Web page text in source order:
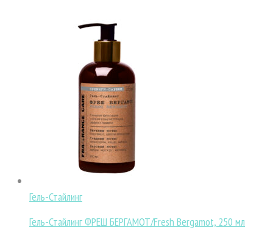
Гель-Стайлинг
Гель-Стайлинг ФРЕШ БЕРГАМОТ/Fresh Bergamot, 250 мл